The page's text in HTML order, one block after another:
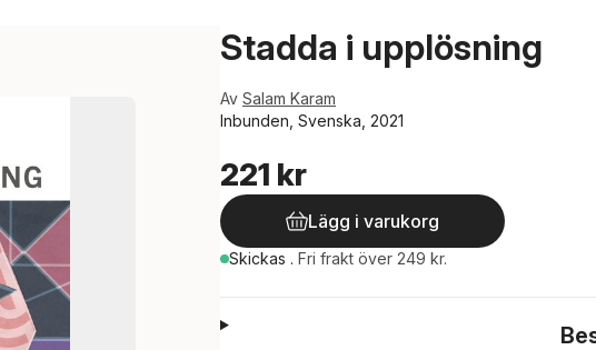
Stadda i upplösning
Av Salam Karam
Inbunden, Svenska, 2021
221 kr
Lägg i varukorg
Skickas . Fri frakt över 249 kr.